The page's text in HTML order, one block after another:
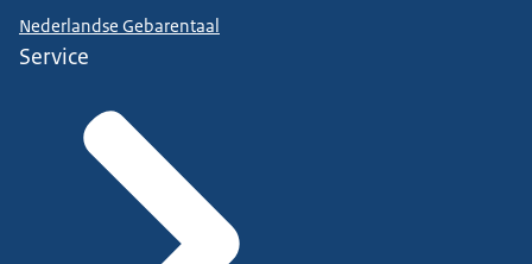
Nederlandse Gebarentaal
Service